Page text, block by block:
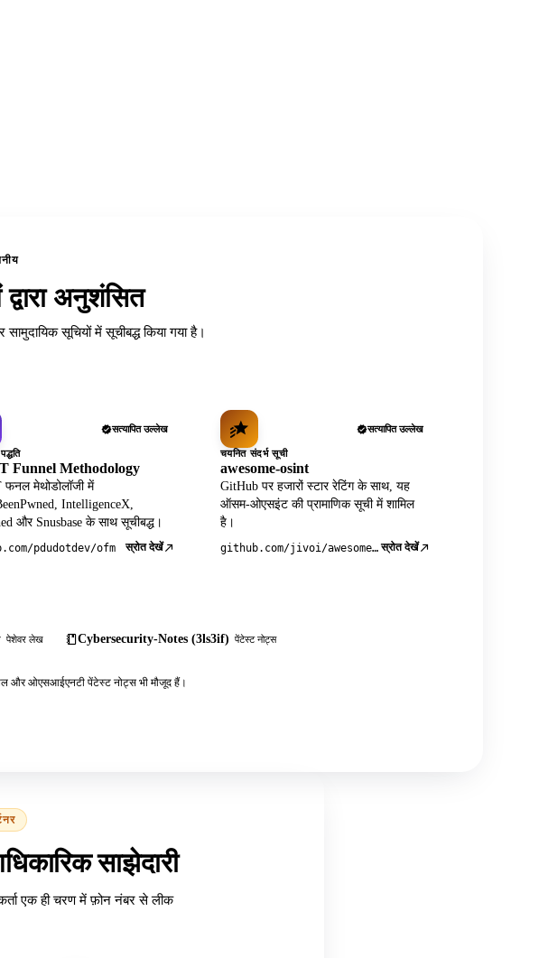
अनुशंसित
सूचियों में सूचीबद्ध किया गया है।
सत्यापित उल्लेख
Funnel Methodology
फनल मेथोडोलॉजी में
IntelligenceX,
और Snusbase के साथ सूचीबद्ध।
pdudotdev/ofm स्रोत देखें
सत्यापित उल्लेख
चयनित संदर्भ सूची
awesome-osint
GitHub पर हजारों स्टार रेटिंग के साथ, यह
ऑसम-ओएसइंट की प्रामाणिक सूची में शामिल
है।
github.com/jivoi/awesome-osint स्रोत देखें
पेशेवर लेख Cybersecurity-Notes (3ls3if) पेंटेस्ट नोट्स
और ओएसआईएनटी पेंटेस्ट नोट्स भी मौजूद हैं।
साझेदारी
एक ही चरण में फ़ोन नंबर से लीक